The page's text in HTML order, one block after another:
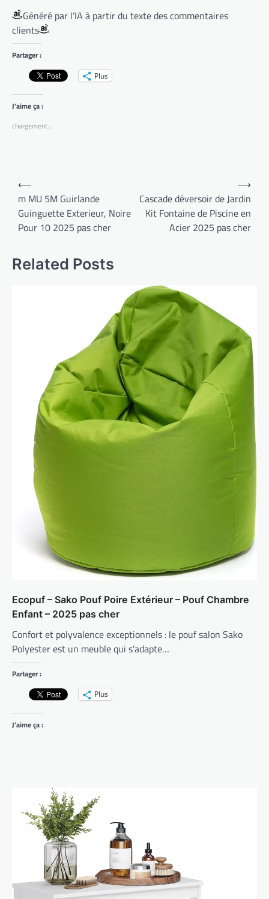
Généré par l’IA à partir du texte des commentaires
clients
Partager :
Plus
J’aime ça :
chargement…
Navigation
de
l’article
⟵
m MU 5M Guirlande
Guinguette Exterieur, Noire
Pour 10 2025 pas cher
Cascade déversoir de Jardin
Kit Fontaine de Piscine en
Acier 2025 pas cher
⟶
Related Posts
Ecopuf – Sako Pouf Poire Extérieur – Pouf Chambre
Enfant – 2025 pas cher
Confort et polyvalence exceptionnels : le pouf salon Sako
Polyester est un meuble qui s’adapte…
Partager :
Plus
J’aime ça :